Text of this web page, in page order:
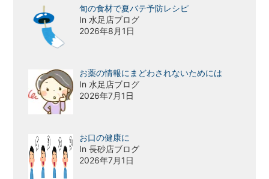
旬の食材で夏バテ予防レシピ
In 水足店ブログ
2026年8月1日
お薬の情報にまどわされないためには
In 水足店ブログ
2026年7月1日
お口の健康に
In 長砂店ブログ
2026年7月1日